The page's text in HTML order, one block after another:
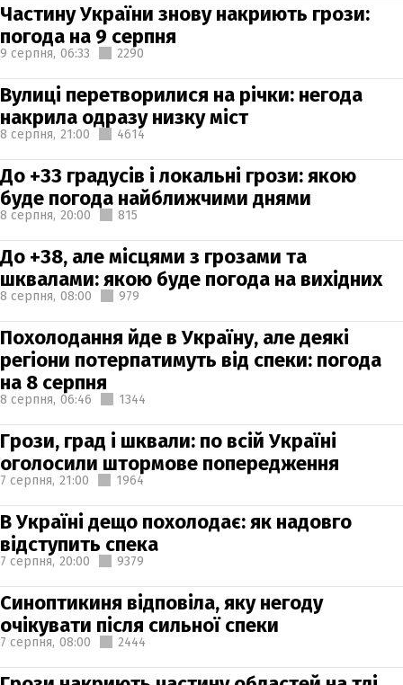
Частину України знову накриють грози:
погода на 9 серпня
9 серпня, 06:33 2290
Вулиці перетворилися на річки: негода
накрила одразу низку міст
8 серпня, 21:00 4614
До +33 градусів і локальні грози: якою
буде погода найближчими днями
8 серпня, 20:00 815
До +38, але місцями з грозами та
шквалами: якою буде погода на вихідних
8 серпня, 08:00 979
Похолодання йде в Україну, але деякі
регіони потерпатимуть від спеки: погода
на 8 серпня
8 серпня, 06:46 1344
Грози, град і шквали: по всій Україні
оголосили штормове попередження
7 серпня, 21:00 1964
В Україні дещо похолодає: як надовго
відступить спека
7 серпня, 20:00 9379
Синоптикиня відповіла, яку негоду
очікувати після сильної спеки
7 серпня, 08:00 2444